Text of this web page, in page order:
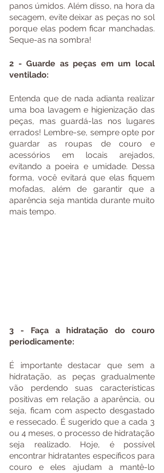
panos úmidos. Além disso, na hora da
secagem, evite deixar as peças no sol
porque elas podem ficar manchadas.
Seque-as na sombra!
2 - Guarde as peças em um local
ventilado:
Entenda que de nada adianta realizar
uma boa lavagem e higienização das
peças, mas guardá-las nos lugares
errados! Lembre-se, sempre opte por
guardar as roupas de couro e
acessórios em locais arejados,
evitando a poeira e umidade. Dessa
forma, você evitará que elas fiquem
mofadas, além de garantir que a
aparência seja mantida durante muito
mais tempo.
3 - Faça a hidratação do couro
periodicamente:
É importante destacar que sem a
hidratação, as peças gradualmente
vão perdendo suas características
positivas em relação a aparência, ou
seja, ficam com aspecto desgastado
e ressecado. É sugerido que a cada 3
ou 4 meses, o processo de hidratação
seja realizado. Hoje, é possível
encontrar hidratantes específicos para
couro e eles ajudam a mantê-lo